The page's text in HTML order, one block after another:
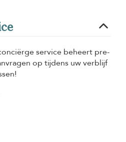
service beheert pre-
op tijdens uw verblijf